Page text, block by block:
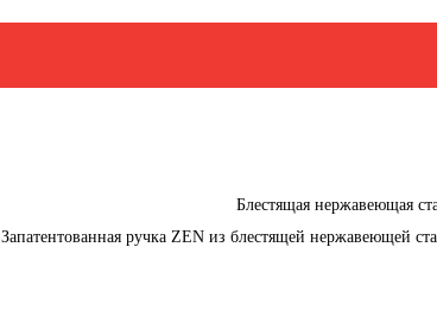
Блестящая нержавеющая
Запатентованная ручка ZEN из блестящей нержавеющей